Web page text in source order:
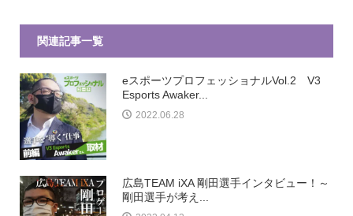
関連記事一覧
eスポーツプロフェッショナルVol.2 V3
Esports Awaker...
2022.06.28
広島TEAM iXA 剛田選手インタビュー！～
剛田選手が考え...